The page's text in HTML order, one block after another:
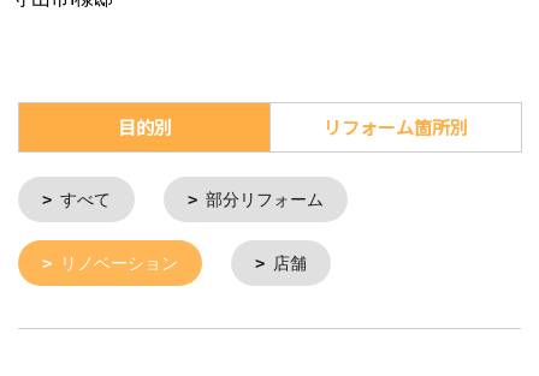
目的別 リフォーム箇所別
すべて 部分リフォーム
リノベーション 店舗